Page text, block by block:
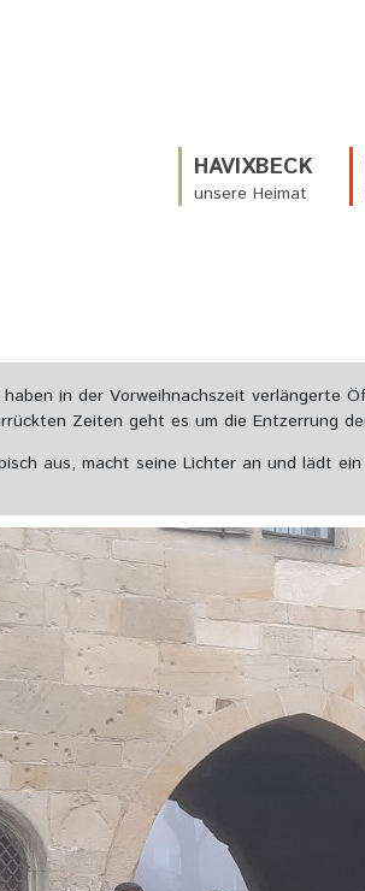
HAVIXBECK
unsere Heimat
in der Vorweihnachszeit verlängerte
Zeiten geht es um die Entzerrung
aus, macht seine Lichter an und lädt